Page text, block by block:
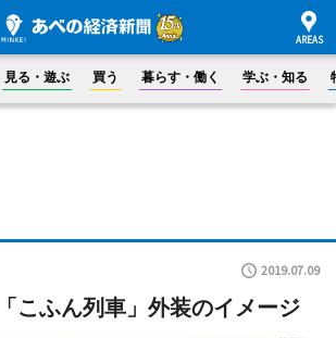
見る・遊ぶ 買う 暮らす・働く 学ぶ・知る
2019.07.09
こふん列車」外装のイメージ